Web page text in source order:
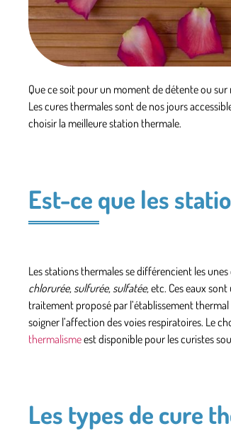
Que ce soit pour un moment de détente ou
Les cures thermales sont de nos jours
choisir la meilleure station thermale.
Est-ce que les
Les stations thermales se différencient les
chlorurée, sulfurée, sulfatée,etc. Ces eaux
traitement proposé par l’établissement
soigner l’affection des voies respiratoires. Le
thermalismeest disponible pour les curistes
Les types de cure